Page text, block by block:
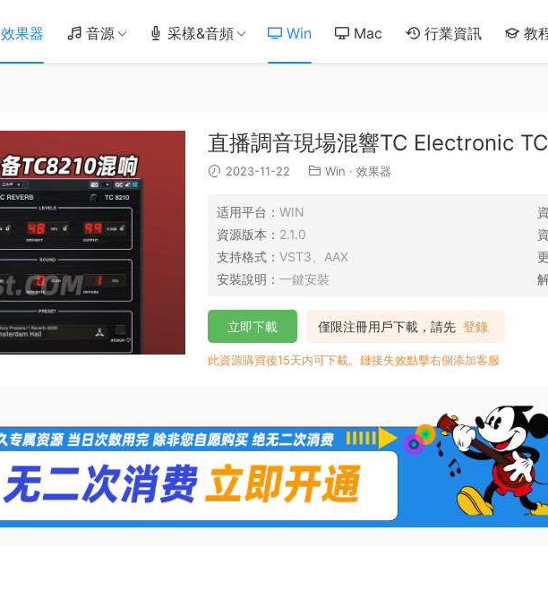
效果器 音源 采樣&音頻 Win Mac 行業資訊 教
直播調音現場混響TC Electronic
2023-11-22 Win · 效果器
适用平台： WIN
資源版本： 2.1.0
支持格式： VST3、AAX
安裝說明： 一鍵安裝
僅限注冊用戶下載，請先 登錄
立即下載
此資源購買後15天内可下載。鏈接失效點擊右側添加客服